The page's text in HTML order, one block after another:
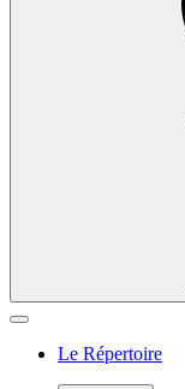
Le Répertoire